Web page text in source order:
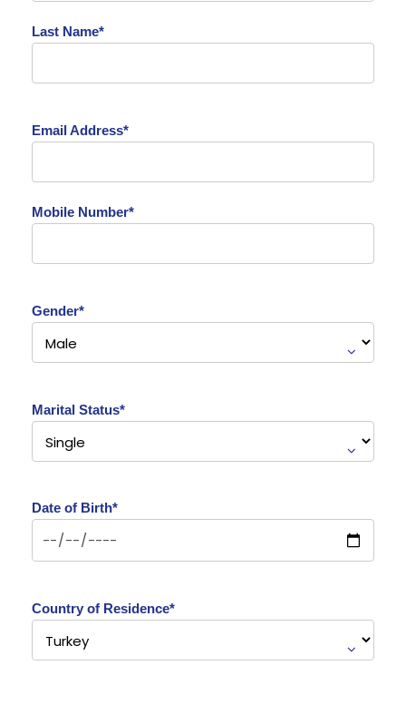
Last Name*
Email Address*
Mobile Number*
Gender*
Marital Status*
Date of Birth*
Country of Residence*